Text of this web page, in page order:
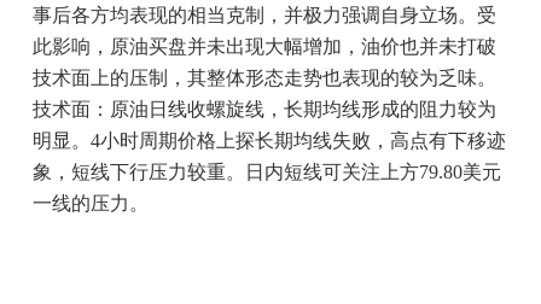
事后各方均表现的相当克制，并极力强调自身立场。受
此影响，原油买盘并未出现大幅增加，油价也并未打破
技术面上的压制，其整体形态走势也表现的较为乏味。
技术面：原油日线收螺旋线，长期均线形成的阻力较为
明显。4小时周期价格上探长期均线失败，高点有下移迹
象，短线下行压力较重。日内短线可关注上方79.80美元
一线的压力。